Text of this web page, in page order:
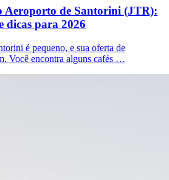
Aeroporto de Santorini (JTR):
dicas para 2026
é pequeno, e sua oferta de
Você encontra alguns cafés …